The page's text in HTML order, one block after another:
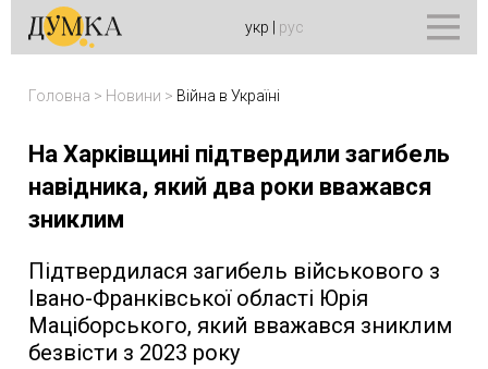
укр рус
Головна > Новини > Війна в Україні
На Харківщині підтвердили загибель
навідника, який два роки вважався
зниклим
Підтвердилася загибель військового з
Івано-Франківської області Юрія
Маціборського, який вважався зниклим
безвісти з 2023 року